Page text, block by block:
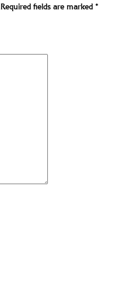
Required fields are marked*